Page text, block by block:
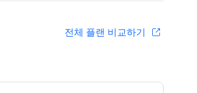
전체 플랜 비교하기